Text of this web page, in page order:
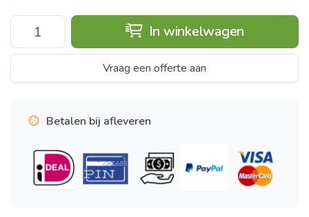
In winkelwagen
Vraag een offerte aan
Betalen bij afleveren